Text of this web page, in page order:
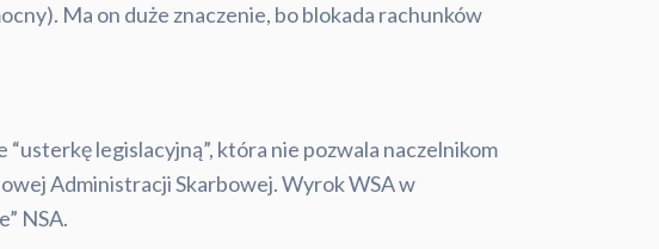
Ma on duże znaczenie, bo blokada rachunków
“usterkę legislacyjną”, która nie pozwala naczelnikom
Administracji Skarbowej. Wyrok WSA w
NSA.